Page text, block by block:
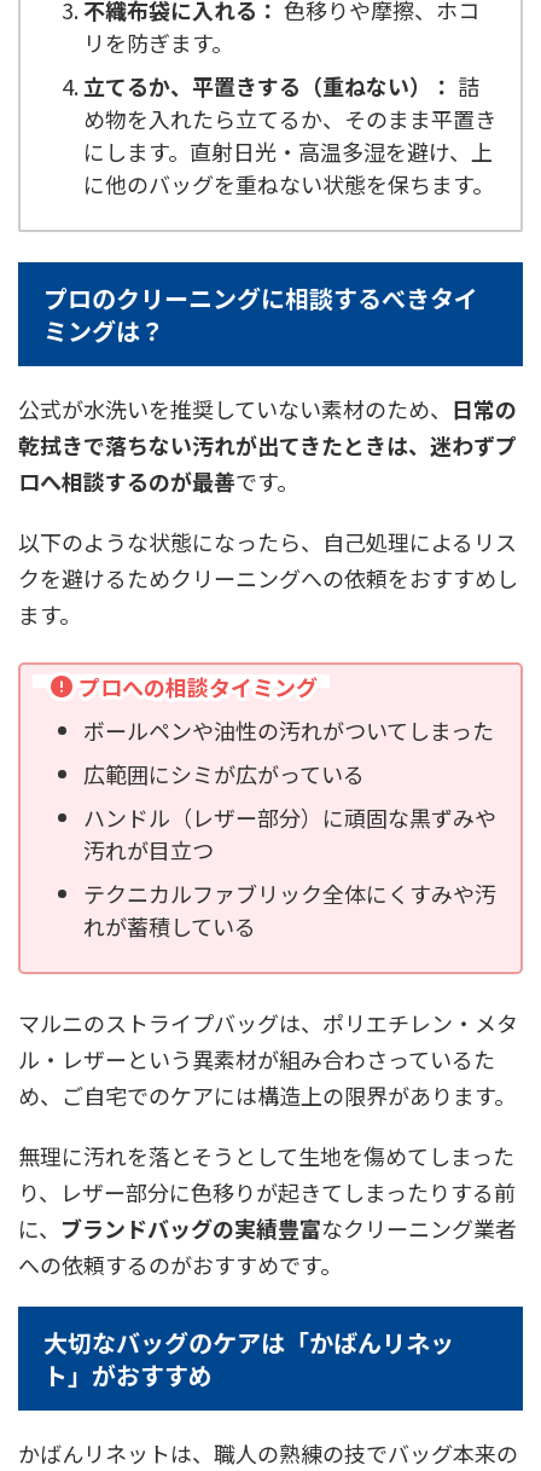
不織布袋に入れる： 色移りや摩擦、ホコ
リを防ぎます。
立てるか、平置きする（重ねない）： 詰
め物を入れたら立てるか、そのまま平置き
にします。直射日光・高温多湿を避け、上
に他のバッグを重ねない状態を保ちます。
プロのクリーニングに相談するべきタイ
ミングは？
公式が水洗いを推奨していない素材のため、 日常の
乾拭きで落ちない汚れが出てきたときは、迷わずプ
ロへ相談するのが最善です。
以下のような状態になったら、自己処理によるリス
クを避けるためクリーニングへの依頼をおすすめし
ます。
プロへの相談タイミング
ボールペンや油性の汚れがついてしまった
広範囲にシミが広がっている
ハンドル（レザー部分）に頑固な黒ずみや
汚れが目立つ
テクニカルファブリック全体にくすみや汚
れが蓄積している
マルニのストライプバッグは、ポリエチレン・メタ
ル・レザーという異素材が組み合わさっているた
め、ご自宅でのケアには構造上の限界があります。
無理に汚れを落とそうとして生地を傷めてしまった
り、レザー部分に色移りが起きてしまったりする前
に、 ブランドバッグの実績豊富なクリーニング業者
への依頼するのがおすすめです。
大切なバッグのケアは「かばんリネッ
ト」がおすすめ
かばんリネットは、職人の熟練の技でバッグ本来の